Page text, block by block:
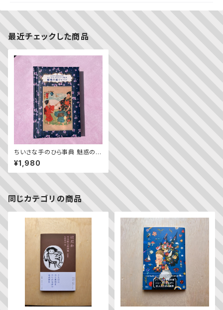
最近チェックした商品
ちいさな手のひら事典 魅惑の国
ジャパン
¥1,980
同じカテゴリの商品